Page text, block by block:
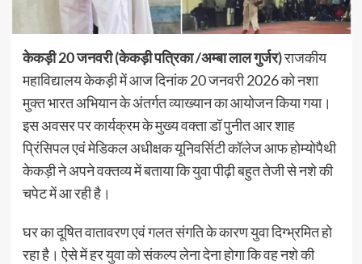
केकड़ी 20 जनवरी (केकड़ी पत्रिका /अम्बा लाल गुर्जर)राजकीय
महाविद्यालय केकड़ी में आज दिनांक 20 जनवरी 2026 को नशा
मुक्त भारत अभियान के अंतर्गत व्याख्यान का आयोजन किया गया।
इस अवसर पर कार्यक्रम के मुख्य वक्ता डॉ पुनीत आर शाह
प्रिंसिपल एवं मेडिकल अधीक्षक यूनिवर्सिटी कॉलेज आफ होम्योपैथी
केकड़ी ने अपने वक्तव्य में बताया कि युवा पीढ़ी बहुत तेजी से नशे की
चपेट में आ रही है।
घर का दूषित वातावरण एवं गलत संगति के कारण युवा दिग्भ्रमित हो
रहा है। ऐसे में हर युवा को संकल्प लेना देना होगा कि वह नशे की